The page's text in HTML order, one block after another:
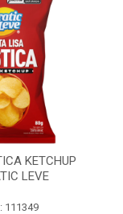
KETCHUP
LEVE
111349